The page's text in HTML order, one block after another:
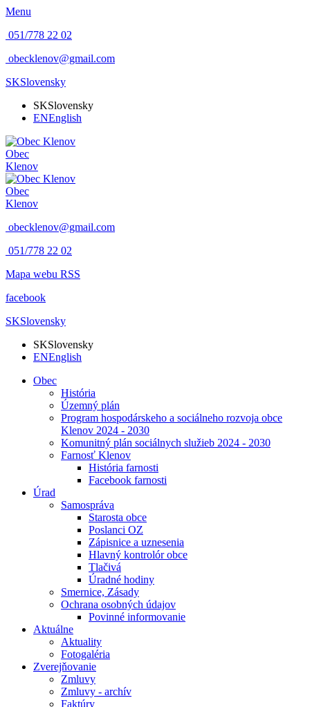
Menu
051/778 22 02
obecklenov@gmail.com
SKSlovensky
SKSlovensky
ENEnglish
Obec
Klenov
Obec
Klenov
obecklenov@gmail.com
051/778 22 02
Mapa webu RSS
facebook
SKSlovensky
SKSlovensky
ENEnglish
Obec
História
Územný plán
Program hospodárskeho a sociálneho rozvoja obce
Klenov 2024 - 2030
Komunitný plán sociálnych služieb 2024 - 2030
Farnosť Klenov
História farnosti
Facebook farnosti
Úrad
Samospráva
Starosta obce
Poslanci OZ
Zápisnice a uznesenia
Hlavný kontrolór obce
Tlačivá
Úradné hodiny
Smernice, Zásady
Ochrana osobných údajov
Povinné informovanie
Aktuálne
Aktuality
Fotogaléria
Zverejňovanie
Zmluvy
Zmluvy - archív
Faktúry